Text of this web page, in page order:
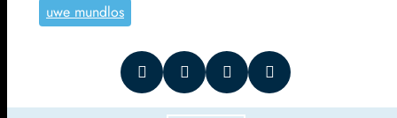
uwe mundlos